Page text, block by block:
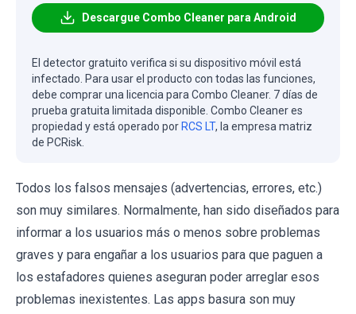
Descargue Combo Cleaner para Android
El detector gratuito verifica si su dispositivo móvil está
infectado. Para usar el producto con todas las funciones,
debe comprar una licencia para Combo Cleaner. 7 días de
prueba gratuita limitada disponible. Combo Cleaner es
propiedad y está operado por RCS LT, la empresa matriz
de PCRisk.
Todos los falsos mensajes (advertencias, errores, etc.)
son muy similares. Normalmente, han sido diseñados para
informar a los usuarios más o menos sobre problemas
graves y para engañar a los usuarios para que paguen a
los estafadores quienes aseguran poder arreglar esos
problemas inexistentes. Las apps basura son muy